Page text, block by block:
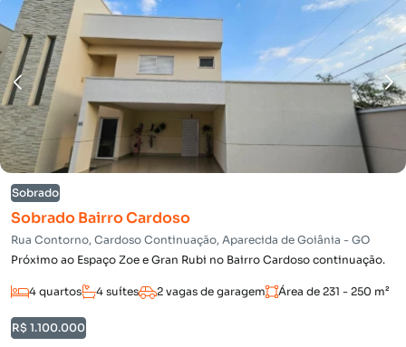
Sobrado
Sobrado Bairro Cardoso
Rua Contorno, Cardoso Continuação, Aparecida de Goiânia - GO
Próximo ao Espaço Zoe e Gran Rubi no Bairro Cardoso continuação.
4 quartos 4 suítes 2 vagas de garagem Área de 231 - 250 m²
R$ 1.100.000